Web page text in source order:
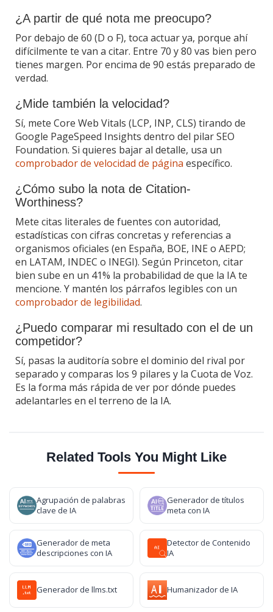
¿A partir de qué nota me preocupo?
Por debajo de 60 (D o F), toca actuar ya, porque ahí
difícilmente te van a citar. Entre 70 y 80 vas bien pero
tienes margen. Por encima de 90 estás preparado de
verdad.
¿Mide también la velocidad?
Sí, mete Core Web Vitals (LCP, INP, CLS) tirando de
Google PageSpeed Insights dentro del pilar SEO
Foundation. Si quieres bajar al detalle, usa un
comprobador de velocidad de página específico.
¿Cómo subo la nota de Citation-
Worthiness?
Mete citas literales de fuentes con autoridad,
estadísticas con cifras concretas y referencias a
organismos oficiales (en España, BOE, INE o AEPD;
en LATAM, INDEC o INEGI). Según Princeton, citar
bien sube en un 41% la probabilidad de que la IA te
mencione. Y mantén los párrafos legibles con un
comprobador de legibilidad.
¿Puedo comparar mi resultado con el de un
competidor?
Sí, pasas la auditoría sobre el dominio del rival por
separado y comparas los 9 pilares y la Cuota de Voz.
Es la forma más rápida de ver por dónde puedes
adelantarles en el terreno de la IA.
Related Tools You Might Like
Agrupación de palabras
clave de IA
Generador de títulos
meta con IA
Generador de meta
descripciones con IA
Detector de Contenido
IA
Generador de llms.txt Humanizador de IA